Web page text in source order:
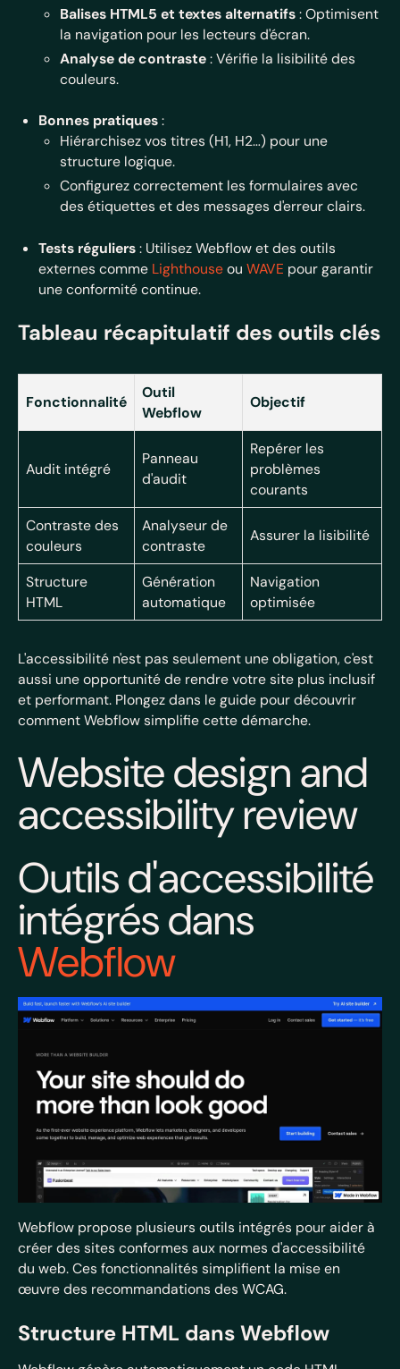
Balises HTML5 et textes alternatifs: Optimisent
la navigation pour les lecteurs d'écran.
Analyse de contraste: Vérifie la lisibilité des
couleurs.
Bonnes pratiques:
Hiérarchisez vos titres (H1, H2…) pour une
structure logique.
Configurez correctement les formulaires avec
des étiquettes et des messages d'erreur clairs.
Tests réguliers: Utilisez Webflow et des outils
externes comme LighthouseouWAVE pour garantir
une conformité continue.
Tableau récapitulatif des outils clés
Fonctionnalité
Outil
Webflow
Objectif
Audit intégré
Panneau
d'audit
Repérer les
problèmes
courants
Contraste des
couleurs
Analyseur de
contraste
Assurer la lisibilité
Structure
HTML
Génération
automatique
Navigation
optimisée
L'accessibilité n'est pas seulement une obligation, c'est
aussi une opportunité de rendre votre site plus inclusif
et performant. Plongez dans le guide pour découvrir
comment Webflow simplifie cette démarche.
Website design and
accessibility review
Outils d'accessibilité
intégrés dans
Webflow
Webflow propose plusieurs outils intégrés pour aider à
créer des sites conformes aux normes d'accessibilité
du web. Ces fonctionnalités simplifient la mise en
œuvre des recommandations des WCAG.
Structure HTML dans Webflow